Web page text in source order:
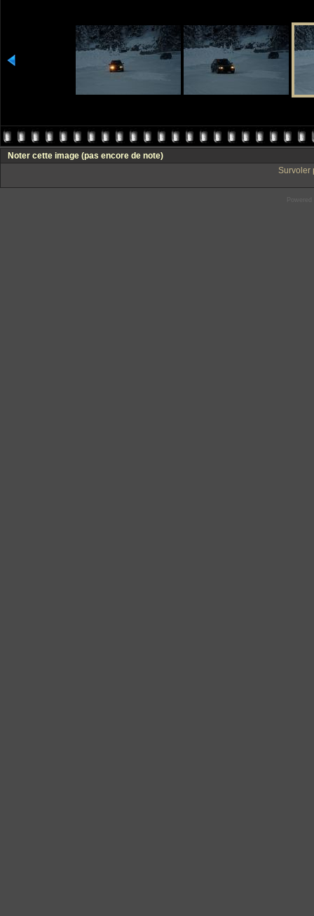
Noter cette image (pas encore de note)
Survoler